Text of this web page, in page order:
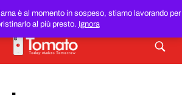
è al momento in sospeso, stiamo lavorando per
al più presto. Ignora
E TABLET RICONDIZIONATIAL MIGLIOR
PREZZO DEL WEB!